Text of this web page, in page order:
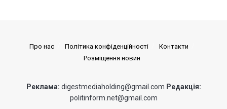
Про нас Політика конфіденційності
Контакти
Розміщення новин
Реклама: digestmediaholding@gmail.com Редакція:
politinform.net@gmail.com